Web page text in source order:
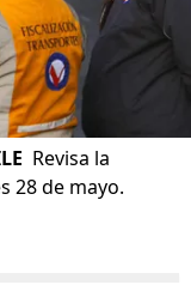
Revisa la
28 de mayo.